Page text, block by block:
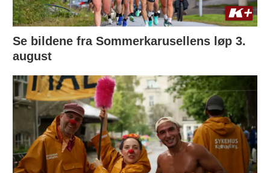
Se bildene fra Sommerkarusellens løp 3.
august